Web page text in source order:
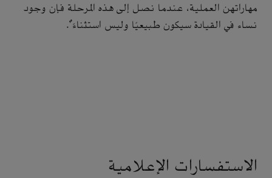
مهاراتهن العملية، عندما نصل إلى هذه المرحلة فإن وجود
نساء في القيادة سيكون طبيعيًا وليس استثناءً".
الاستفسارات الإعلامية